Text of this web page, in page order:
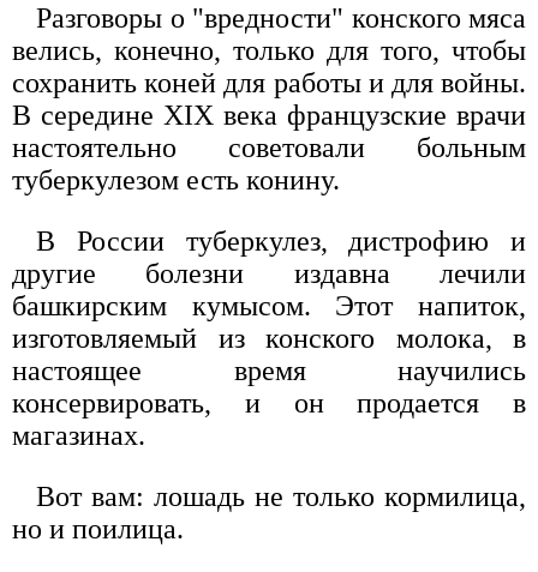
Разговоры о "вредности" конского мяса
велись, конечно, только для того, чтобы
сохранить коней для работы и для войны.
В середине XIX века французские врачи
настоятельно советовали больным
туберкулезом есть конину.
В России туберкулез, дистрофию и
другие болезни издавна лечили
башкирским кумысом. Этот напиток,
изготовляемый из конского молока, в
настоящее время научились
консервировать, и он продается в
магазинах.
Вот вам: лошадь не только кормилица,
но и поилица.